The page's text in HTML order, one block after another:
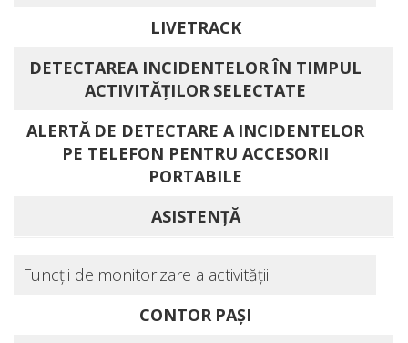
LIVETRACK
DETECTAREA INCIDENTELOR ÎN TIMPUL
ACTIVITĂŢILOR SELECTATE
ALERTĂ DE DETECTARE A INCIDENTELOR
PE TELEFON PENTRU ACCESORII
PORTABILE
ASISTENŢĂ
Funcţii de monitorizare a activităţii
CONTOR PAŞI